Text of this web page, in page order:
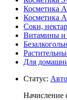
Косметика
Косметика
Соки,
Витамины
Для
Статус:
Начисление